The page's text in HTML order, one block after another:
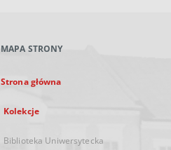
MAPA STRONY
Strona główna
Kolekcje
Biblioteka Uniwersytecka